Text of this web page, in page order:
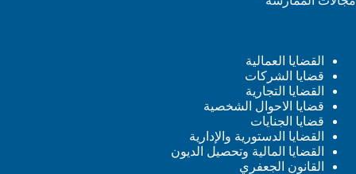
القضايا العمالية
قضايا الشركات
القضايا التجارية
قضايا الاحوال الشخصية
قضايا الجنايات
القضايا الدستورية والإدارية
القضايا المالية وتحصيل الديون
القانون الجعفري